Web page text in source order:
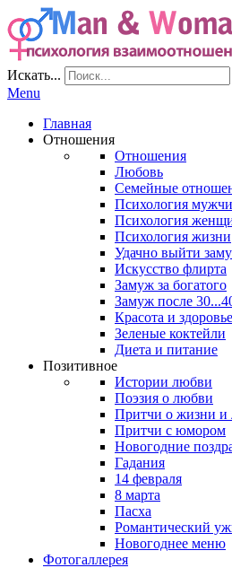
Искать...
Menu
Главная
Отношения
Отношения
Любовь
Семейные
Психология
Психология
Психология жизни
Удачно выйти
Искусство флирта
Замуж за богатого
Замуж после
Красота и здоровье
Зеленые коктейли
Диета и питание
Позитивное
Истории любви
Поэзия о любви
Притчи о жизни и
Притчи с юмором
Новогодние
Гадания
14 февраля
8 марта
Пасха
Романтический
Новогоднее меню
Фотогаллерея